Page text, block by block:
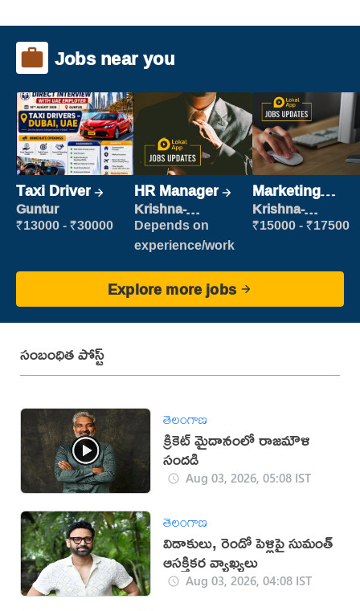
Jobs near you
Taxi Driver
Guntur
₹13000 - ₹30000
HR Manager
Krishna-
vijayawada
Depends on
experience/work
Marketing
Executive
Krishna-
vijayawada
₹15000 - ₹17500
Explore more jobs
సంబంధిత పోస్ట్
తెలంగాణ
క్రికెట్ మైదానంలో రాజమౌళి
సందడి
Aug 03, 2026, 05:08 IST
తెలంగాణ
విడాకులు, రెండో పెళ్లిపై సుమంత్
ఆసక్తికర వ్యాఖ్యలు
Aug 03, 2026, 04:08 IST